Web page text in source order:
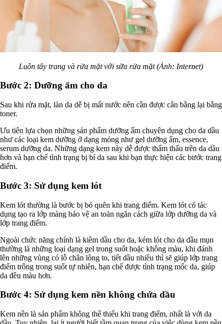
Luôn tẩy trang và rửa mặt với sữa rửa mặt (Ảnh: Internet)
Bước 2: Dưỡng ẩm cho da
Sau khi rửa mặt, làn da dễ bị mất nước nên cần được cân bằng lại bằng
toner.
Ưu tiên lựa chọn những sản phẩm dưỡng ẩm chuyên dụng cho da dầu
như các loại kem dưỡng ở dạng mỏng như gel dưỡng ẩm, essence,
serum dưỡng da. Những dạng kem này dễ được thẩm thấu trên da dầu
hơn và hạn chế tình trạng bị bí da sau khi bạn thực hiện các bước trang
điểm.
Bước 3: Sử dụng kem lót
Kem lót thường là bước bị bỏ quên khi trang điểm. Kem lót có tác
dụng tạo ra lớp màng bảo vệ an toàn ngăn cách giữa lớp dưỡng da và
lớp trang điểm.
Ngoài chức năng chính là kiềm dầu cho da, kém lót cho da dầu mụn
thường là những loại dạng gel trong suốt hoặc không màu, khi đánh
lên những vùng có lỗ chân lông to, tiết dầu nhiều thì sẽ giúp lớp trang
điểm trông trong suốt tự nhiên, hạn chế được tình trạng mốc da, giúp
da đều màu hơn.
Bước 4: Sử dụng kem nền không chứa dầu
Kem nền là sản phẩm không thể thiếu khi trang điểm, nhất là với da